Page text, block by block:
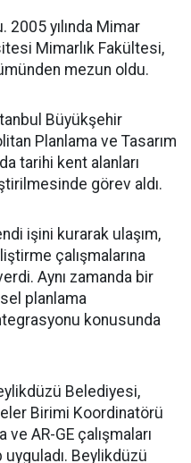
2005 yılında Mimar
Mimarlık Fakültesi,
mezun oldu.
Büyükşehir
Planlama ve Tasarım
tarihi kent alanları
görev aldı.
işini kurarak ulaşım,
çalışmalarına
Aynı zamanda bir
planlama
konusunda
Belediyesi,
Birimi Koordinatörü
ve AR-GE çalışmaları
Beylikdüzü